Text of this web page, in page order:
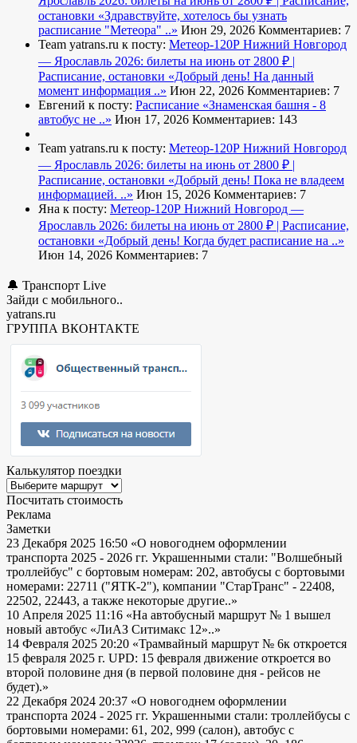
остановки «Здравствуйте, хотелось бы узнать
расписание "Метеора" ..» Июн 29, 2026 Комментариев: 7
Team yatrans.ru к посту: Метеор-120Р Нижний Новгород
— Ярославль 2026: билеты на июнь от 2800 ₽ |
Расписание, остановки «Добрый день! На данный
момент информация ..» Июн 22, 2026 Комментариев: 7
Евгений к посту: Расписание «Знаменская башня - 8
автобус не ..» Июн 17, 2026 Комментариев: 143
Team yatrans.ru к посту: Метеор-120Р Нижний Новгород
— Ярославль 2026: билеты на июнь от 2800 ₽ |
Расписание, остановки «Добрый день! Пока не владеем
информацией. ..» Июн 15, 2026 Комментариев: 7
Яна к посту: Метеор-120Р Нижний Новгород —
Ярославль 2026: билеты на июнь от 2800 ₽ | Расписание,
остановки «Добрый день! Когда будет расписание на ..»
Июн 14, 2026 Комментариев: 7
🔔 Транспорт Live
Зайди с мобильного..
yatrans.ru
ГРУППА ВКОНТАКТЕ
Калькулятор поездки
Посчитать стоимость
Реклама
Заметки
23 Декабря 2025 16:50 «О новогоднем оформлении
транспорта 2025 - 2026 гг. Украшенными стали: "Волшебный
троллейбус" с бортовым номерам: 202, автобусы с бортовыми
номерами: 22711 ("ЯТК-2"), компании "СтарТранс" - 22408,
22502, 22443, а также некоторые другие..»
10 Апреля 2025 11:16 «На автобусный маршрут № 1 вышел
новый автобус «ЛиАЗ Ситимакс 12»..»
14 Февраля 2025 20:20 «Трамвайный маршрут № 6к откроется
15 февраля 2025 г. UPD: 15 февраля движение откроется во
второй половине дня (в первой половине дня - рейсов не
будет).»
22 Декабря 2024 20:37 «О новогоднем оформлении
транспорта 2024 - 2025 гг. Украшенными стали: троллейбусы с
бортовыми номерами: 61, 202, 999 (салон), автобус с